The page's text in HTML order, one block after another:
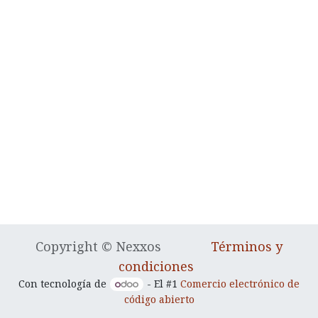
Copyright © Nexxos Términos y
condiciones
Con tecnología de - El #1 Comercio electrónico de
código abierto